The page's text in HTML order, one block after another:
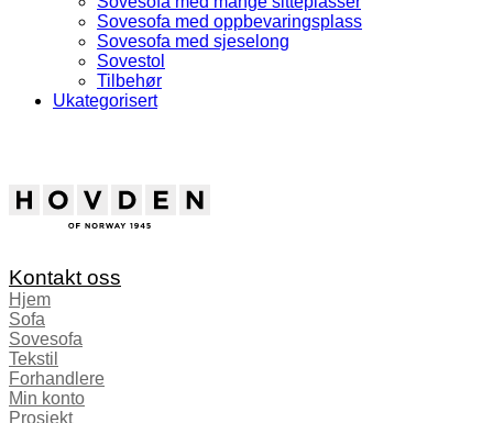
Sovesofa med oppbevaringsplass
Sovesofa med sjeselong
Sovestol
Tilbehør
Ukategorisert
Kontakt oss
Hjem
Sofa
Sovesofa
Tekstil
Forhandlere
Min konto
Prosjekt